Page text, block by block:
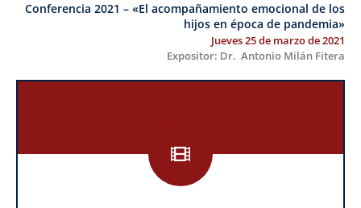
Conferencia 2021 – «El acompañamiento emocional de los
hijos en época de pandemia»
Jueves 25 de marzo de 2021
Expositor: Dr. Antonio Milán Fitera